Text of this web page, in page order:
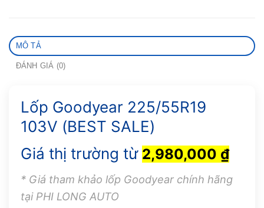
MÔ TẢ
ĐÁNH GIÁ (0)
Lốp Goodyear 225/55R19
103V (BEST SALE)
Giá thị trường từ 2,980,000 ₫
* Giá tham khảo lốp Goodyear chính hãng
tại PHI LONG AUTO